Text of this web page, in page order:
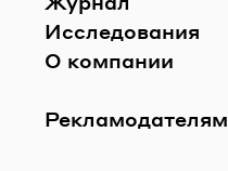
Исследования
О компании
Рекламодателям